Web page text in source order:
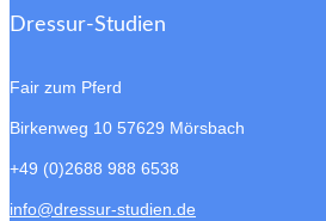
Dressur-Studien
Fair zum Pferd
Birkenweg 10 57629 Mörsbach
+49 (0)2688 988 6538
info@dressur-studien.de